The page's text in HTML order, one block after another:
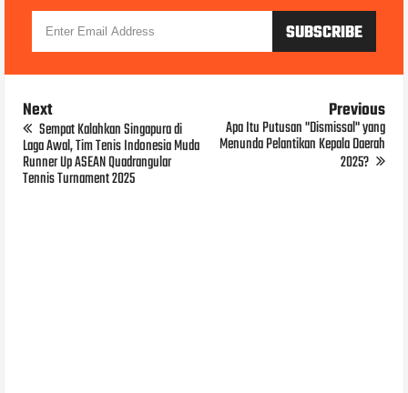
Next
Sempat Kalahkan Singapura di
Laga Awal, Tim Tenis Indonesia Muda
Runner Up ASEAN Quadrangular
Tennis Turnament 2025
Previous
Apa Itu Putusan "Dismissal" yang
Menunda Pelantikan Kepala Daerah
2025?